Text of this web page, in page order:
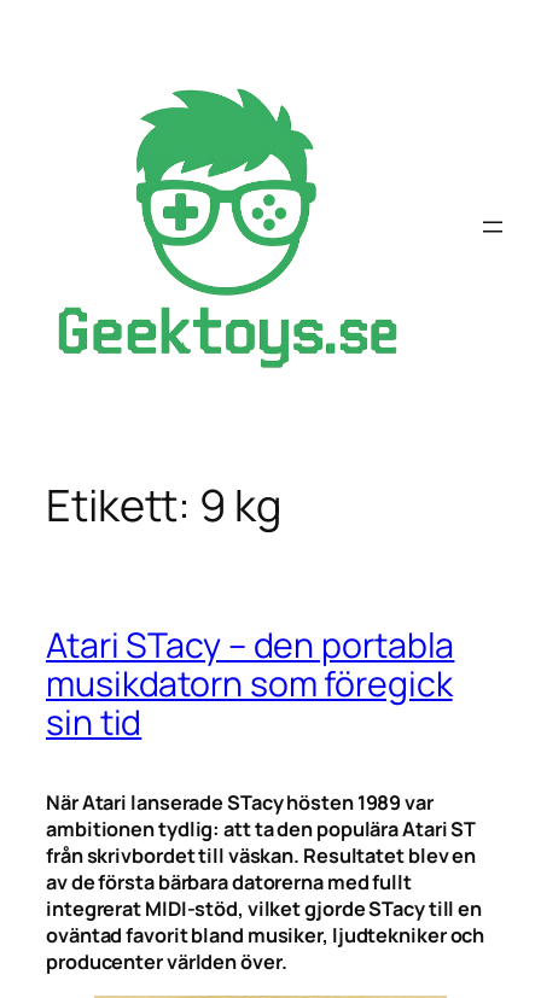
Etikett: 9 kg
Atari STacy – den portabla
musikdatorn som föregick
sin tid
När Atari lanserade STacy hösten 1989 var
ambitionen tydlig: att ta den populära Atari ST
från skrivbordet till väskan. Resultatet blev en
av de första bärbara datorerna med fullt
integrerat MIDI-stöd, vilket gjorde STacy till en
oväntad favorit bland musiker, ljudtekniker och
producenter världen över.